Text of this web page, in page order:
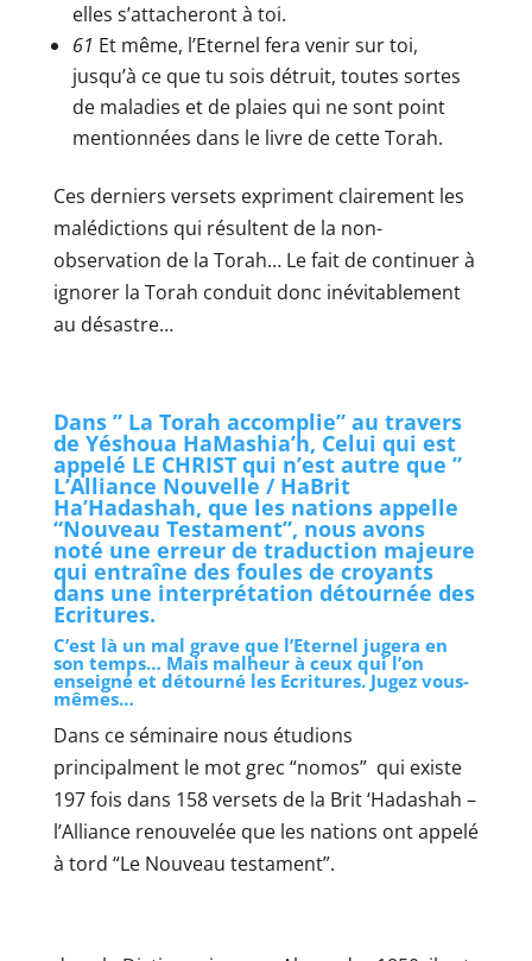
elles s’attacheront à toi.
61 Et même, l’Eternel fera venir sur toi,
jusqu’à ce que tu sois détruit, toutes sortes
de maladies et de plaies qui ne sont point
mentionnées dans le livre de cette Torah.
Ces derniers versets expriment clairement les
malédictions qui résultent de la non-
observation de la Torah… Le fait de continuer à
ignorer la Torah conduit donc inévitablement
au désastre…
Dans ” La Torah accomplie” au travers
de Yéshoua HaMashia’h, Celui qui est
appelé LE CHRIST qui n’est autre que ”
L’Alliance Nouvelle / HaBrit
Ha’Hadashah, que les nations appelle
“Nouveau Testament”, nous avons
noté une erreur de traduction majeure
qui entraîne des foules de croyants
dans une interprétation détournée des
Ecritures.
C’est là un mal grave que l’Eternel jugera en
son temps… Mais malheur à ceux qui l’on
enseigné et détourné les Ecritures. Jugez vous-
mêmes…
Dans ce séminaire nous étudions
principalment le mot grec “nomos” qui existe
197 fois dans 158 versets de la Brit ‘Hadashah –
l’Alliance renouvelée que les nations ont appelé
à tord “Le Nouveau testament”.